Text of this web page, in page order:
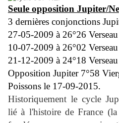
Seule opposition Jupiter/
3 dernières conjonctions
27-05-2009 à 26°26 Verseau
10-07-2009 à 26°02 Verseau
21-12-2009 à 24°18 Verseau
Opposition Jupiter 7°58
Poissons le 17-09-2015.
Historiquement le cycle
lié à l'histoire de France